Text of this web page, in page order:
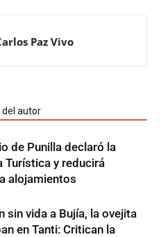
Paz Vivo
del autor
de Punilla declaró la
Turística y reducirá
alojamientos
sin vida a Bujía, la ovejita
en Tanti: Critican la